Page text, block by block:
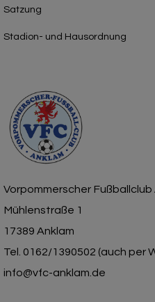
Satzung
Stadion- und Hausordnung
Vorpommerscher Fußballclub
Mühlenstraße 1
17389 Anklam
Tel. 0162/1390502 (auch per
info@vfc-anklam.de